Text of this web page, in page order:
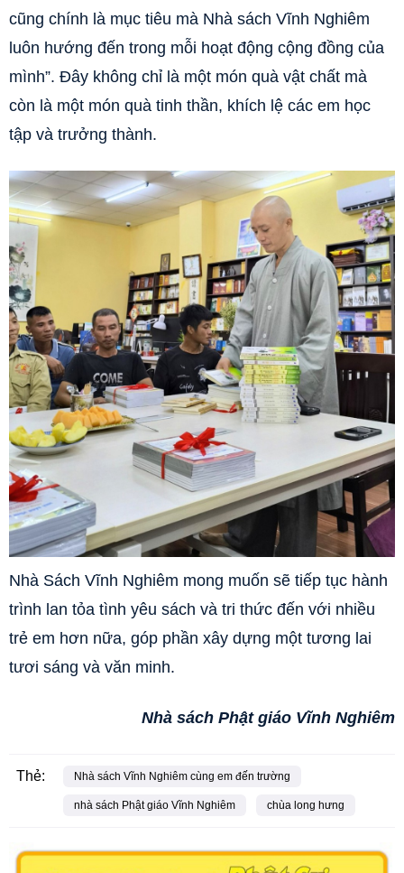
cũng chính là mục tiêu mà Nhà sách Vĩnh Nghiêm
luôn hướng đến trong mỗi hoạt động cộng đồng của
mình”. Đây không chỉ là một món quà vật chất mà
còn là một món quà tinh thần, khích lệ các em học
tập và trưởng thành.
Nhà Sách Vĩnh Nghiêm mong muốn sẽ tiếp tục hành
trình lan tỏa tình yêu sách và tri thức đến với nhiều
trẻ em hơn nữa, góp phần xây dựng một tương lai
tươi sáng và văn minh.
Nhà sách Phật giáo Vĩnh Nghiêm
Thẻ: Nhà sách Vĩnh Nghiêm cùng em đến trường
nhà sách Phật giáo Vĩnh Nghiêm chùa long hưng